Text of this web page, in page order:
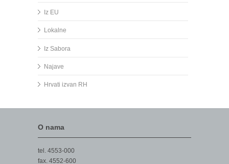
Iz EU
Lokalne
Iz Sabora
Najave
Hrvati izvan RH
O nama
tel. 4553-000
fax. 4552-600